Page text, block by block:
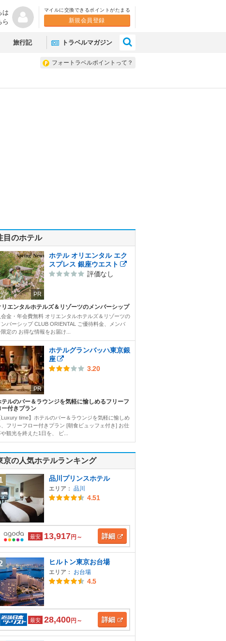
は
ら
マイルに交換できるポイントがたまる
新規会員登録
旅行記 トラベルマガジン
フォートラベルポイントって？
目のホテル
PR
ホテル オリエンタル エク
スプレス 銀座ウエスト
評価なし
リエンタルホテルズ＆リゾーツのメンバーシップ
会金・年会費無料 オリエンタルホテルズ＆リゾーツの
ンバーシップ CLUB ORIENTAL ご優待料金、メンバ
限定の お得な情報をお届け...
PR
ホテルグランバッハ東京銀
座
3.20
テルのバー＆ラウンジを気軽に愉しめるフリーフ
ー付きプラン
Luxury time】ホテルのバー＆ラウンジを気軽に愉しめ
、フリーフロー付きプラン [朝食ビュッフェ付き] お仕
観光を終えた1日を、 ピ...
京の人気ホテルランキング
品川プリンスホテル
エリア： 品川
4.51
最安 13,917円～ 詳細
ヒルトン東京お台場
エリア： お台場
4.5
最安 28,400円～ 詳細